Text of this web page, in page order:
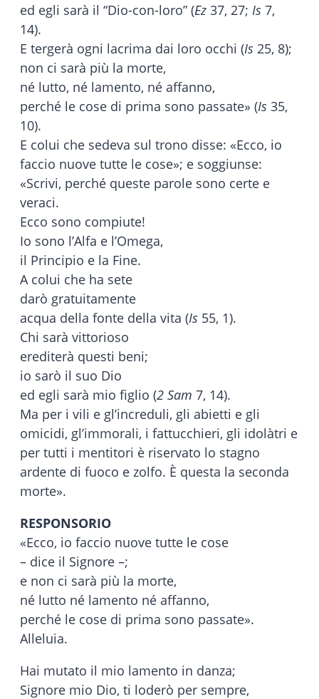
ed egli sarà il “Dio-con-loro” (Ez 37, 27; Is 7,
14).
E tergerà ogni lacrima dai loro occhi (Is 25, 8);
non ci sarà più la morte,
né lutto, né lamento, né affanno,
perché le cose di prima sono passate» (Is 35,
10).
E colui che sedeva sul trono disse: «Ecco, io
faccio nuove tutte le cose»; e soggiunse:
«Scrivi, perché queste parole sono certe e
veraci.
Ecco sono compiute!
Io sono l’Alfa e l’Omega,
il Principio e la Fine.
A colui che ha sete
darò gratuitamente
acqua della fonte della vita (Is 55, 1).
Chi sarà vittorioso
erediterà questi beni;
io sarò il suo Dio
ed egli sarà mio figlio (2 Sam 7, 14).
Ma per i vili e gl’increduli, gli abietti e gli
omicidi, gl’immorali, i fattucchieri, gli idolàtri e
per tutti i mentitori è riservato lo stagno
ardente di fuoco e zolfo. È questa la seconda
morte».
RESPONSORIO
«Ecco, io faccio nuove tutte le cose
– dice il Signore –;
e non ci sarà più la morte,
né lutto né lamento né affanno,
perché le cose di prima sono passate».
Alleluia.
Hai mutato il mio lamento in danza;
Signore mio Dio, ti loderò per sempre,